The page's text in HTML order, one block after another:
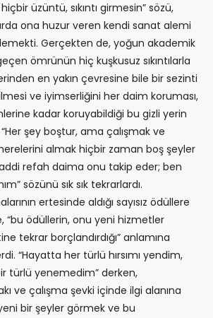
üzüntü, sıkıntı girmesin” sözü,
ona huzur veren kendi sanat alemi
Gerçekten de, yoğun akademik
ömrünün hiç kuşkusuz sıkıntılarla
en yakın çevresine bile bir sezinti
ve iyimserliğini her daim koruması,
kadar koruyabildiği bu gizli yerin
“Her şey boştur, ama çalışmak ve
almak hiçbir zaman boş şeyler
refah daima onu takip eder; ben
sözünü sık sık tekrarlardı.
ertesinde aldığı sayısız ödüllere
“bu ödüllerin, onu yeni hizmetler
tekrar borçlandırdığı” anlamına
“Hayatta her türlü hırsımı yendim,
türlü yenemedim” derken,
ve çalışma şevki içinde ilgi alanına
bir şeyler görmek ve bu